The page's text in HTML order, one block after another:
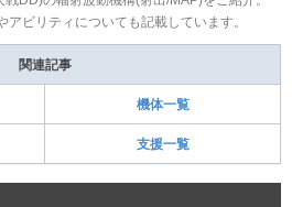
ビリティについても記載しています。
関連記事
機体一覧
支援一覧